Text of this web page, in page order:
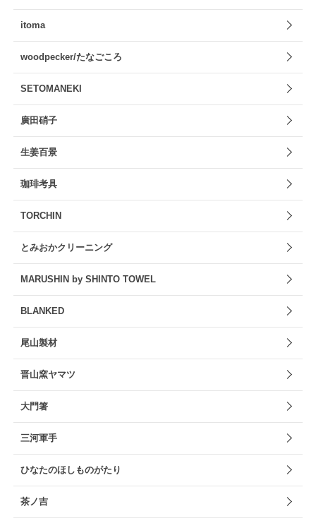
itoma
woodpecker/たなごころ
SETOMANEKI
廣田硝子
生姜百景
珈琲考具
TORCHIN
とみおかクリーニング
MARUSHIN by SHINTO TOWEL
BLANKED
尾山製材
晋山窯ヤマツ
大門箸
三河軍手
ひなたのほしものがたり
茶ノ吉